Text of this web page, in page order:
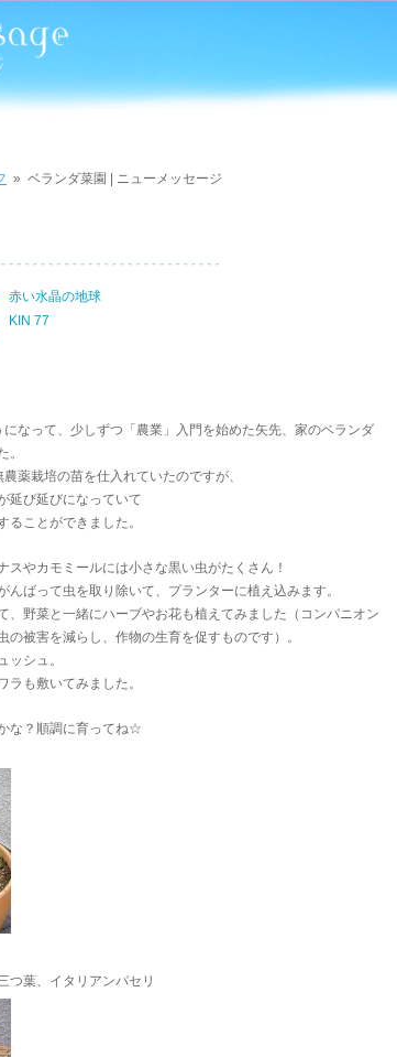
» ベランダ菜園 | ニューメッセージ
赤い水晶の地球
KIN 77
なって、少しずつ「農業」入門を始めた矢先、家のベランダ
。
農薬栽培の苗を仕入れていたのですが、
延び延びになっていて
ことができました。
スやカモミールには小さな黒い虫がたくさん！
ばって虫を取り除いて、プランターに植え込みます。
、野菜と一緒にハーブやお花も植えてみました（コンパニオン
被害を減らし、作物の生育を促すものです）。
ッシュ。
も敷いてみました。
な？順調に育ってね☆
つ葉、イタリアンパセリ